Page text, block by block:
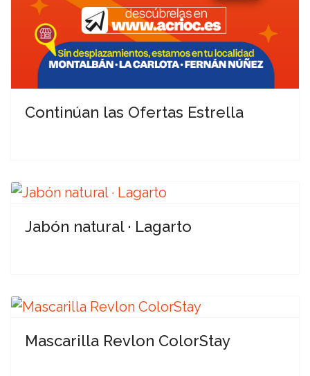
Continúan las Ofertas Estrella
Jabón natural · Lagarto
Mascarilla Revlon ColorStay